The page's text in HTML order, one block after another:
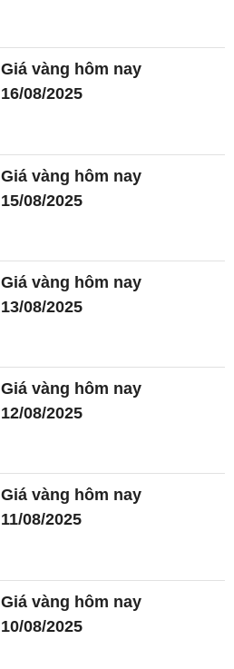
Giá vàng hôm nay
16/08/2025
Giá vàng hôm nay
15/08/2025
Giá vàng hôm nay
13/08/2025
Giá vàng hôm nay
12/08/2025
Giá vàng hôm nay
11/08/2025
Giá vàng hôm nay
10/08/2025